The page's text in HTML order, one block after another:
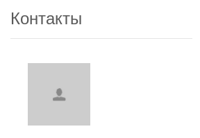
Контакты